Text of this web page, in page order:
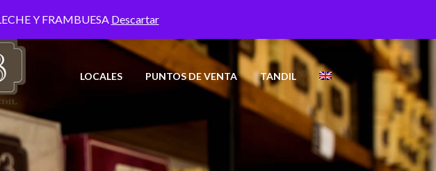
mayores a $60.000,-
LOCALES PUNTOS DE VENTA TANDIL
Y FRAMBUESA Descartar